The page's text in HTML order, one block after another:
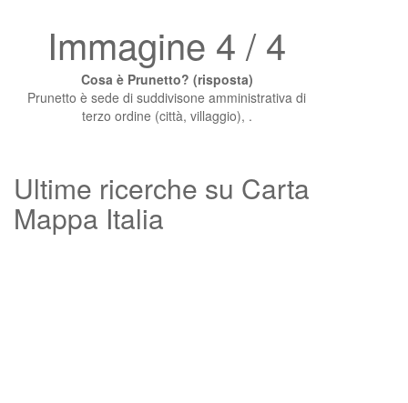
Immagine 4 / 4
Cosa è Prunetto? (risposta)
Prunetto è sede di suddivisone amministrativa di
terzo ordine (città, villaggio), .
Ultime ricerche su Carta
Mappa Italia